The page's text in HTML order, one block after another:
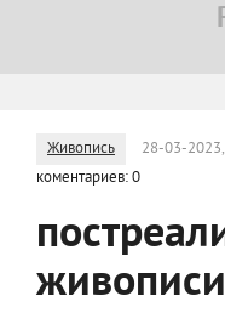
Живопись 28-03-
коментариев: 0
живописи